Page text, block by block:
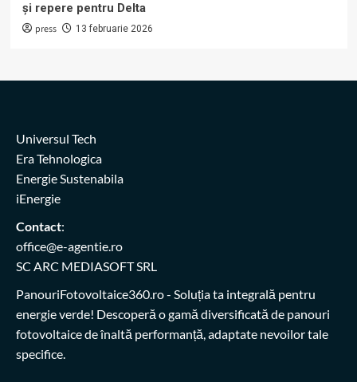
și repere pentru Delta
press 13 februarie 2026
Universul Tech
Era Tehnologica
Energie Sustenabila
iEnergie
Contact:
office@e-agentie.ro
SC ARC MEDIASOFT SRL
PanouriFotovoltaice360.ro- Soluția ta integrală pentru
energie verde! Descoperă o gamă diversificată de panouri
fotovoltaice de înaltă performanță, adaptate nevoilor tale
specifice.